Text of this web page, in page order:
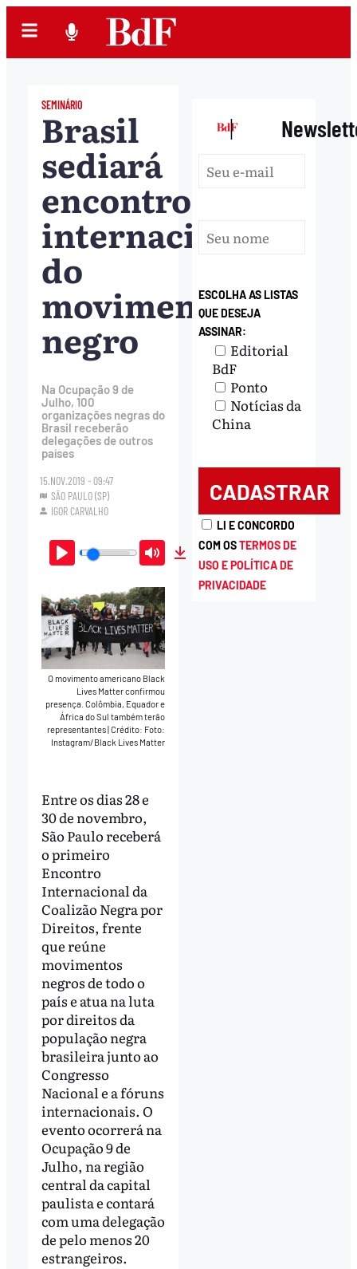
SEMINÁRIO
Brasil
sediará
encontro
internacional
do
movimento
negro
Na Ocupação 9 de
Julho, 100
organizações negras do
Brasil receberão
delegações de outros
países
15.NOV.2019 - 09:47
SÃO PAULO (SP)
IGOR CARVALHO
Play Mute Download
O movimento americano Black
Lives Matter confirmou
presença. Colômbia, Equador e
África do Sul também terão
representantes Crédito: Foto:
Instagram/Black Lives Matter
Entre os dias 28 e
30 de novembro,
São Paulo receberá
o primeiro
Encontro
Internacional da
Coalizão Negra por
Direitos, frente
que reúne
movimentos
negros de todo o
país e atua na luta
por direitos da
população negra
brasileira junto ao
Congresso
Nacional e a fóruns
internacionais. O
evento ocorrerá na
Ocupação 9 de
Julho, na região
central da capital
paulista e contará
com uma delegação
de pelo menos 20
estrangeiros.
|
ESCOLHA AS LISTAS
QUE DESEJA
ASSINAR:
Editorial
BdF
Ponto
Notícias da
China
LI E CONCORDO
COM OSTERMOS DE
USO E POLÍTICA DE
PRIVACIDADE